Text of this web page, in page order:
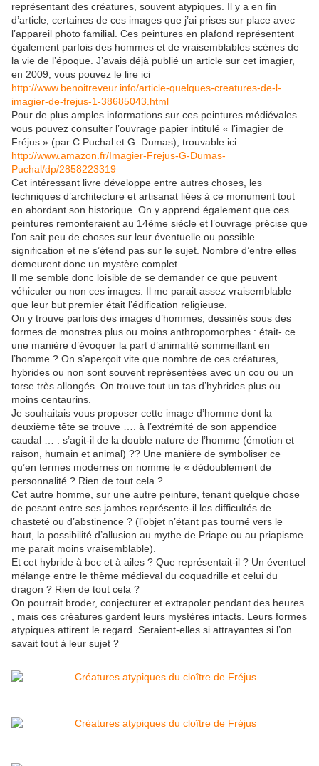
représentant des créatures, souvent atypiques. Il y a en fin
d’article, certaines de ces images que j’ai prises sur place avec
l’appareil photo familial. Ces peintures en plafond représentent
également parfois des hommes et de vraisemblables scènes de
la vie de l’époque. J’avais déjà publié un article sur cet imagier,
en 2009, vous pouvez le lire ici
http://www.benoitreveur.info/article-quelques-creatures-de-l-
imagier-de-frejus-1-38685043.html
Pour de plus amples informations sur ces peintures médiévales
vous pouvez consulter l’ouvrage papier intitulé « l’imagier de
Fréjus » (par C Puchal et G. Dumas), trouvable ici
http://www.amazon.fr/Imagier-Frejus-G-Dumas-
Puchal/dp/2858223319
Cet intéressant livre développe entre autres choses, les
techniques d’architecture et artisanat liées à ce monument tout
en abordant son historique. On y apprend également que ces
peintures remonteraient au 14ème siècle et l’ouvrage précise que
l’on sait peu de choses sur leur éventuelle ou possible
signification et ne s’étend pas sur le sujet. Nombre d’entre elles
demeurent donc un mystère complet.
Il me semble donc loisible de se demander ce que peuvent
véhiculer ou non ces images. Il me parait assez vraisemblable
que leur but premier était l’édification religieuse.
On y trouve parfois des images d’hommes, dessinés sous des
formes de monstres plus ou moins anthropomorphes : était- ce
une manière d’évoquer la part d’animalité sommeillant en
l’homme ? On s’aperçoit vite que nombre de ces créatures,
hybrides ou non sont souvent représentées avec un cou ou un
torse très allongés. On trouve tout un tas d’hybrides plus ou
moins centaurins.
Je souhaitais vous proposer cette image d’homme dont la
deuxième tête se trouve …. à l’extrémité de son appendice
caudal … : s’agit-il de la double nature de l’homme (émotion et
raison, humain et animal) ?? Une manière de symboliser ce
qu’en termes modernes on nomme le « dédoublement de
personnalité ? Rien de tout cela ?
Cet autre homme, sur une autre peinture, tenant quelque chose
de pesant entre ses jambes représente-il les difficultés de
chasteté ou d’abstinence ? (l’objet n’étant pas tourné vers le
haut, la possibilité d’allusion au mythe de Priape ou au priapisme
me parait moins vraisemblable).
Et cet hybride à bec et à ailes ? Que représentait-il ? Un éventuel
mélange entre le thème médieval du coquadrille et celui du
dragon ? Rien de tout cela ?
On pourrait broder, conjecturer et extrapoler pendant des heures
, mais ces créatures gardent leurs mystères intacts. Leurs formes
atypiques attirent le regard. Seraient-elles si attrayantes si l’on
savait tout à leur sujet ?